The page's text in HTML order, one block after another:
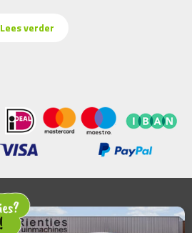
Lees verder